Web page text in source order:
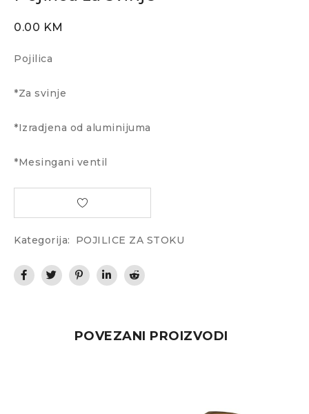
0.00 KM
Pojilica
*Za svinje
*Izradjena od aluminijuma
*Mesingani ventil
Kategorija: POJILICE ZA STOKU
POVEZANI PROIZVODI